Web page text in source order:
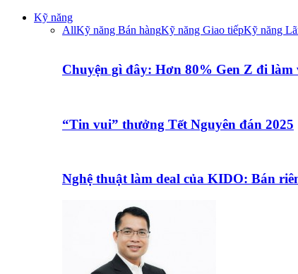
Kỹ năng
AllKỹ năng Bán hàngKỹ năng Giao tiếpKỹ năng
Chuyện gì đây: Hơn 80% Gen Z đi
“Tin vui” thưởng Tết Nguyên đán 2025
Nghệ thuật làm deal của KIDO: Bán